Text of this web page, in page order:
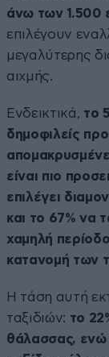
άνω των 1.500
επιλέγουν
μεγαλύτερης
αιχμής.
Ενδεικτικά, το
δημοφιλείς
είναι πιο
επιλέγει
και το 67% να
χαμηλή
κατανομή των
Η τάση αυτή
ταξιδιών: το
θάλασσας, ενώ